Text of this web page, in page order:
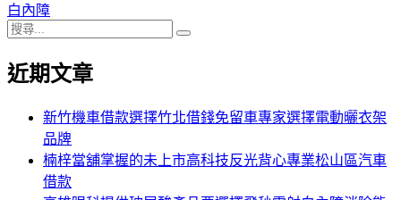
導
覽
章:
白內障
搜
關
近期文章
新竹機車借款選擇竹北借錢免留車專家選擇電動曬衣架
品牌
楠梓當舖掌握的未上市高科技反光背心專業松山區汽車
借款